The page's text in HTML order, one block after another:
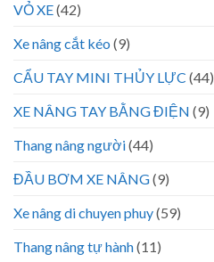
VỎ XE(42)
Xe nâng cắt kéo (9)
CẨU TAY MINI THỦY LỰC (44)
XE NÂNG TAY BẰNG ĐIỆN (9)
Thang nâng người(44)
ĐẦU BƠM XE NÂNG(9)
Xe nâng di chuyen phuy(59)
Thang nâng tự hành(11)